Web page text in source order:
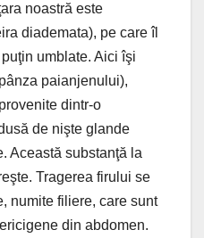
noastră este
diademata), pe care îl
umblate. Aici îşi
paianjenului),
dintr-o
de nişte glande
Această substanţă la
Tragerea firului se
numite filiere, care sunt
din abdomen.